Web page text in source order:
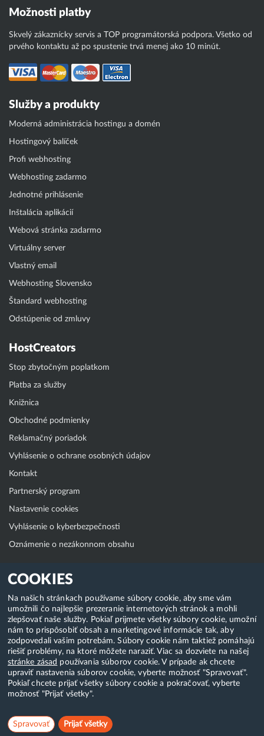
COOKIES
Na našich stránkach používame súbory cookie, aby sme vám
umožnili čo najlepšie prezeranie internetových stránok a mohli
zlepšovať naše služby. Pokiaľ prijmete všetky súbory cookie, umožní
nám to prispôsobiť obsah a marketingové informácie tak, aby
zodpovedali vašim potrebám. Súbory cookie nám taktiež pomáhajú
riešiť problémy, na ktoré môžete naraziť. Viac sa dozviete na našej
stránke zásad používania súborov cookie. V prípade ak chcete
upraviť nastavenia súborov cookie, vyberte možnosť "Spravovať".
Pokiaľ chcete prijať všetky súbory cookie a pokračovať, vyberte
možnosť "Prijať všetky".
Spravovať Prijať všetky
Možnosti platby
Skvelý zákaznícky servis a TOP programátorská podpora. Všetko od
prvého kontaktu až po spustenie trvá menej ako 10 minút.
Služby a produkty
Moderná administrácia hostingu a domén
Hostingový balíček
Profi webhosting
Webhosting zadarmo
Jednotné prihlásenie
Inštalácia aplikácií
Webová stránka zadarmo
Virtuálny server
Vlastný email
Webhosting Slovensko
Štandard webhosting
Odstúpenie od zmluvy
HostCreators
Stop zbytočným poplatkom
Platba za služby
Knižnica
Obchodné podmienky
Reklamačný poriadok
Vyhlásenie o ochrane osobných údajov
Kontakt
Partnerský program
Nastavenie cookies
Vyhlásenie o kyberbezpečnosti
Oznámenie o nezákonnom obsahu
Klientská zóna
WebAdmin
WebMail
Zmena hesla (E-mail, FTP, SSH)
Webhosting
Domény
Copyright & 2018-2026 HostCreators. Všetky práva vyhradené